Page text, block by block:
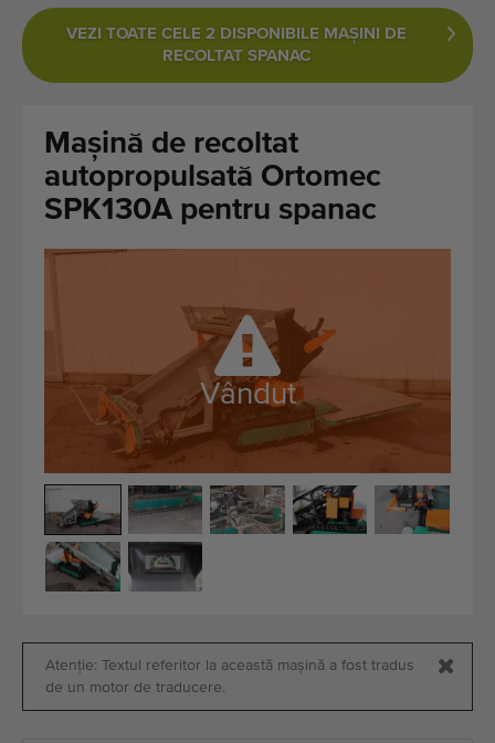
Machines
Despre noi
FAQ
Contact
Echipamente de calitate
Personal expert
Livrare în întreaga lume
Din 1977
VEZI TOATE CELE 2 DISPONIBILE MAŞINI DE
RECOLTAT SPANAC
Mașină de recoltat
autopropulsată Ortomec
SPK130A pentru spanac
Vândut
Atenție: Textul referitor la această mașină a fost tradus
de un motor de traducere.